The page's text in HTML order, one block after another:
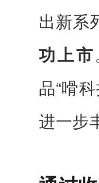
出新系
功上市
品“嗗
进一步